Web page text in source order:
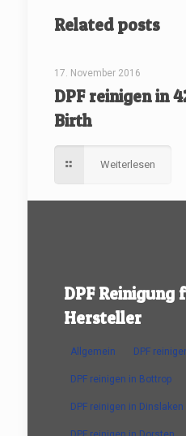
Related posts
17. November 2016
DPF reinigen in
Birth
Weiterlesen
DPF Reinigung
Hersteller
Allgemein DPF
DPF reinigen in Bottrop
DPF reinigen in Dinslaken